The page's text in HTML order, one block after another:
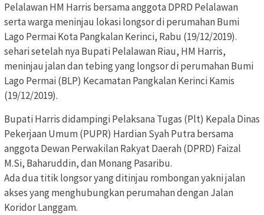
Pelalawan HM Harris bersama anggota DPRD Pelalawan
serta warga meninjau lokasi longsor di perumahan Bumi
Lago Permai Kota Pangkalan Kerinci, Rabu (19/12/2019).
sehari setelah nya Bupati Pelalawan Riau, HM Harris,
meninjau jalan dan tebing yang longsor di perumahan Bumi
Lago Permai (BLP) Kecamatan Pangkalan Kerinci Kamis
(19/12/2019).
Bupati Harris didampingi Pelaksana Tugas (Plt) Kepala Dinas
Pekerjaan Umum (PUPR) Hardian Syah Putra bersama
anggota Dewan Perwakilan Rakyat Daerah (DPRD) Faizal
M.Si, Baharuddin, dan Monang Pasaribu.
Ada dua titik longsor yang ditinjau rombongan yakni jalan
akses yang menghubungkan perumahan dengan Jalan
Koridor Langgam.